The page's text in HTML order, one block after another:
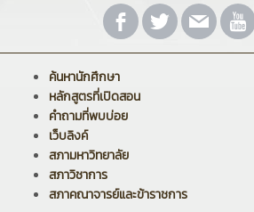
ค้นหานักศึกษา
หลักสูตรที่เปิดสอน
คำถามที่พบบ่อย
เว็บลิงค์
สภามหาวิทยาลัย
สภาวิชาการ
สภาคณาจารย์และข้าราชการ